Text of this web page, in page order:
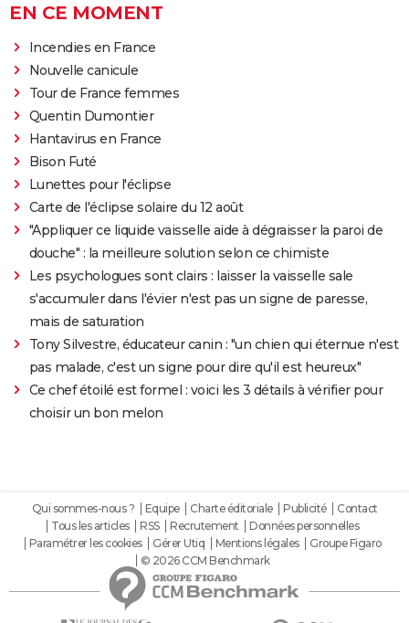
EN CE MOMENT
Incendies en France
Nouvelle canicule
Tour de France femmes
Quentin Dumontier
Hantavirus en France
Bison Futé
Lunettes pour l'éclipse
Carte de l'éclipse solaire du 12 août
"Appliquer ce liquide vaisselle aide à dégraisser la paroi de
douche" : la meilleure solution selon ce chimiste
Les psychologues sont clairs : laisser la vaisselle sale
s'accumuler dans l'évier n'est pas un signe de paresse,
mais de saturation
Tony Silvestre, éducateur canin : "un chien qui éternue n'est
pas malade, c'est un signe pour dire qu'il est heureux"
Ce chef étoilé est formel : voici les 3 détails à vérifier pour
choisir un bon melon
Qui sommes-nous ? Equipe Charte éditoriale Publicité
Contact
Tous les articles
RSS Recrutement
Données personnelles
Paramétrer les cookies
Gérer Utiq Mentions légales
Groupe Figaro
© 2026 CCM Benchmark